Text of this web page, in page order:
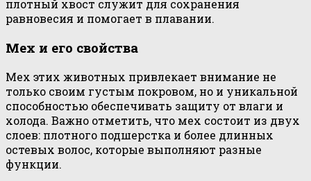
плотный хвост служит для сохранения
равновесия и помогает в плавании.
Мех и его свойства
Мех этих животных привлекает внимание не
только своим густым покровом, но и уникальной
способностью обеспечивать защиту от влаги и
холода. Важно отметить, что мех состоит из двух
слоев: плотного подшерстка и более длинных
остевых волос, которые выполняют разные
функции.